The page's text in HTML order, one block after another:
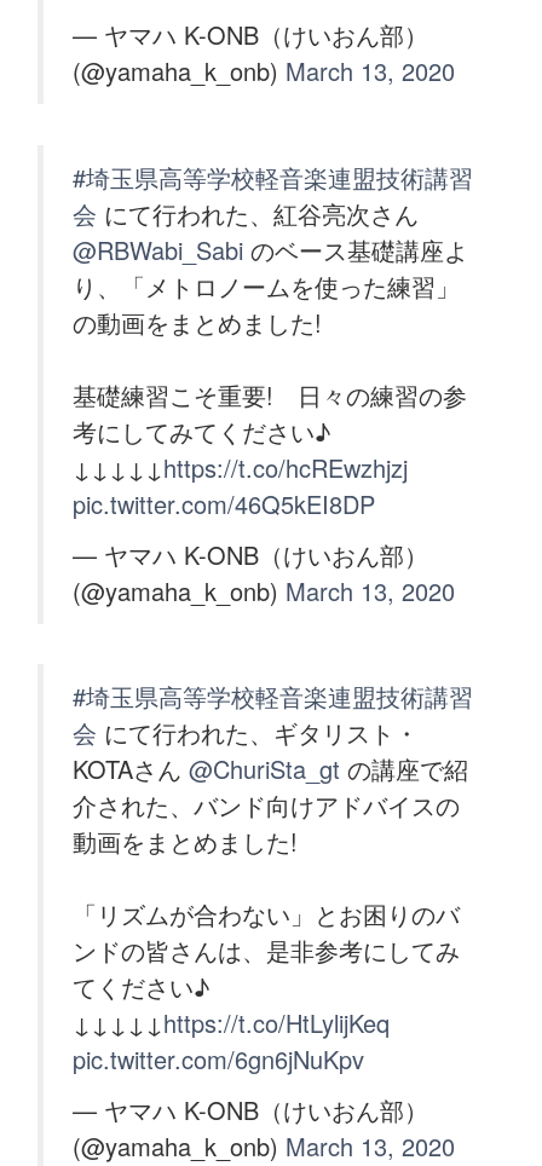
— ヤマハ K-ONB（けいおん部）
(@yamaha_k_onb) March 13, 2020
#埼玉県高等学校軽音楽連盟技術講習
会 にて行われた、紅谷亮次さん
@RBWabi_Sabi のベース基礎講座よ
り、「メトロノームを使った練習」
の動画をまとめました!
基礎練習こそ重要! 日々の練習の参
考にしてみてください♪
↓↓↓↓↓https://t.co/hcREwzhjzj
pic.twitter.com/46Q5kEI8DP
— ヤマハ K-ONB（けいおん部）
(@yamaha_k_onb) March 13, 2020
#埼玉県高等学校軽音楽連盟技術講習
会 にて行われた、ギタリスト・
KOTAさん @ChuriSta_gt の講座で紹
介された、バンド向けアドバイスの
動画をまとめました!
「リズムが合わない」とお困りのバ
ンドの皆さんは、是非参考にしてみ
てください♪
↓↓↓↓↓https://t.co/HtLylijKeq
pic.twitter.com/6gn6jNuKpv
— ヤマハ K-ONB（けいおん部）
(@yamaha_k_onb) March 13, 2020